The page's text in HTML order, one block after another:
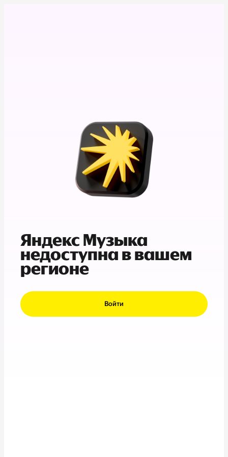
Яндекс Музыка
недоступна в вашем
регионе
Войти